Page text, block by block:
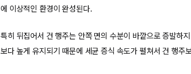
에 이상적인 환경이 완성된다.
특히 뒤집어서 건 행주는 안쪽 면의 수분이 바깥으로 증발하
보다 높게 유지되기 때문에 세균 증식 속도가 펼쳐서 건 행주